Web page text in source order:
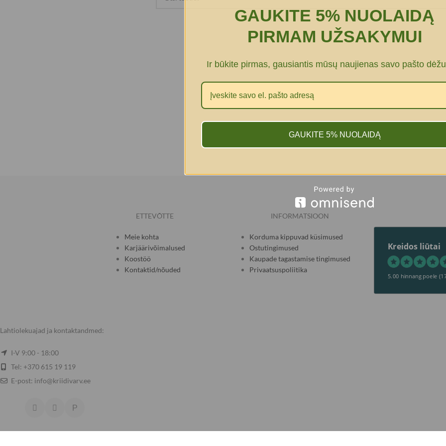
Lahtiolekuajad ja kontaktandmed:
I-V 9:00 - 18:00
Tel: +370 615 19 119
E-post: info@kriidivarv.ee
ETTEVÕTTE
Meie kohta
Karjäärivõimalused
Koostöö
Kontaktid/nõuded
INFORMATSIOON
Korduma kippuvad küsimused
Ostutingimused
Kaupade tagastamise tingimused
Privaatsuspoliitika
Kreidos liūtai
5.00 hinnang poele
GAUKITE 5% NUOLAIDĄ
PIRMAM UŽSAKYMUI
Ir būkite pirmas, gausiantis mūsų naujienas savo pašto
GAUKITE 5% NUOLAIDĄ